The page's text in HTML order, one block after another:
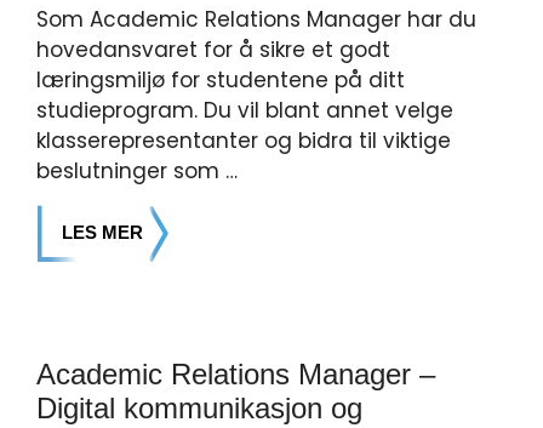
Som Academic Relations Manager har du
hovedansvaret for å sikre et godt
læringsmiljø for studentene på ditt
studieprogram. Du vil blant annet velge
klasserepresentanter og bidra til viktige
beslutninger som …
LES MER
Academic Relations Manager –
Digital kommunikasjon og